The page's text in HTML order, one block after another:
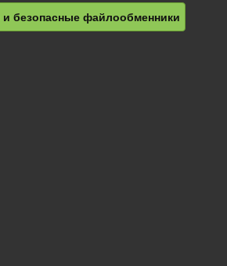
безопасные файлообменники